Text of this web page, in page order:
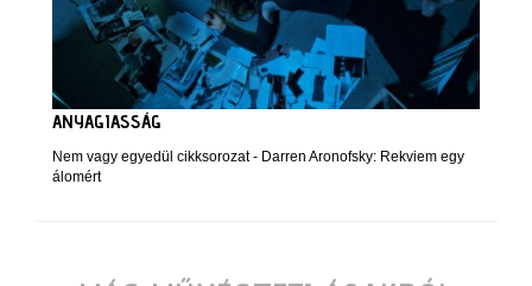
ANYAGIASSÁG
Nem vagy egyedül cikksorozat - Darren Aronofsky: Rekviem egy
álomért